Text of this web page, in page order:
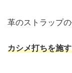
革のストラップ
カシメ打ちを施